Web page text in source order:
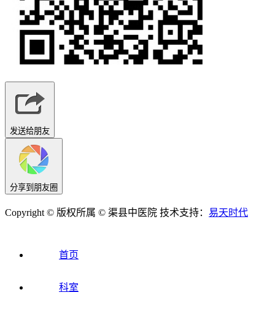
发送给朋友
分享到朋友圈
Copyright © 版权所属 © 渠县中医院 技术支持： 易天时代
首页
科室